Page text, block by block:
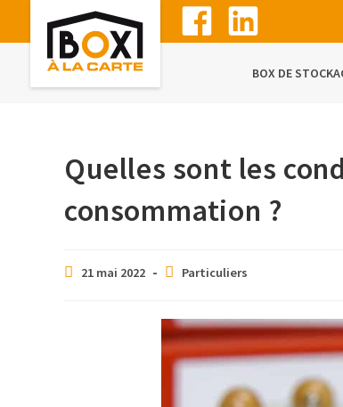
BOX DE
Quelles sont les
consommation ?
21 mai 2022 Particuliers